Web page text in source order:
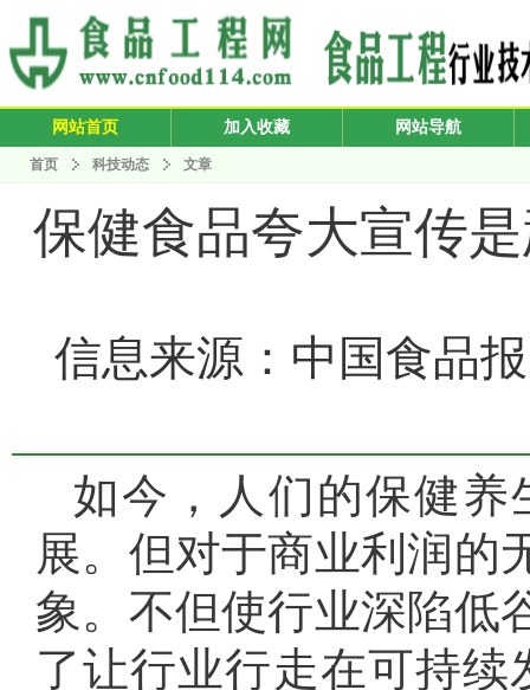
网站首页 加入收藏 网站导航
首页 科技动态 文章
保健食品夸大宣传
信息来源：中国食品
如今，人们的保健
展。但对于商业利润的
象。不但使行业深陷低
了让行业行走在可持